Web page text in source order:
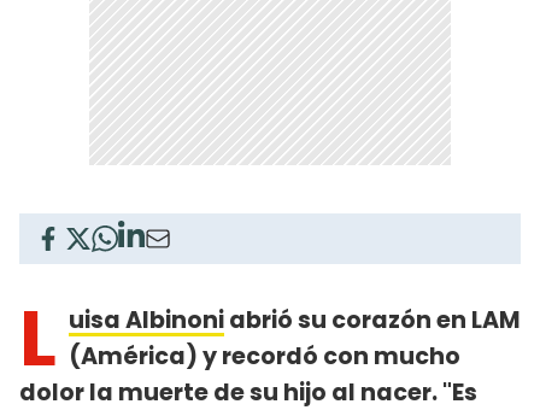
L uisa Albinoniabrió su corazón en LAM
(América) y recordó con mucho
dolor la muerte de su hijo al nacer. "Es